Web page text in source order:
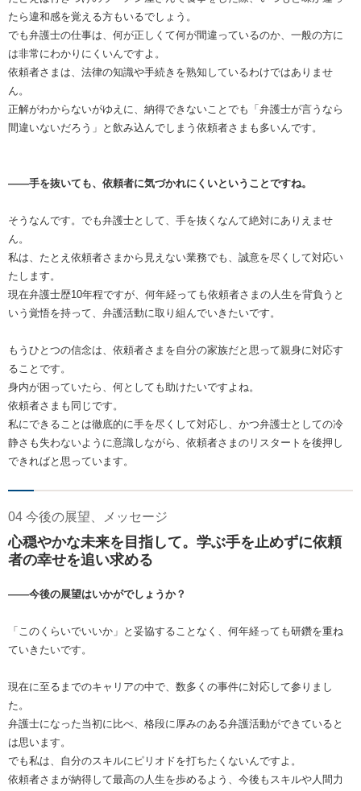
たら違和感を覚える方もいるでしょう。
でも弁護士の仕事は、何が正しくて何が間違っているのか、一般の方に
は非常にわかりにくいんですよ。
依頼者さまは、法律の知識や手続きを熟知しているわけではありませ
ん。
正解がわからないがゆえに、納得できないことでも「弁護士が言うなら
間違いないだろう」と飲み込んでしまう依頼者さまも多いんです。
――手を抜いても、依頼者に気づかれにくいということですね。
そうなんです。でも弁護士として、手を抜くなんて絶対にありえませ
ん。
私は、たとえ依頼者さまから見えない業務でも、誠意を尽くして対応い
たします。
現在弁護士歴10年程ですが、何年経っても依頼者さまの人生を背負うと
いう覚悟を持って、弁護活動に取り組んでいきたいです。
もうひとつの信念は、依頼者さまを自分の家族だと思って親身に対応す
ることです。
身内が困っていたら、何としても助けたいですよね。
依頼者さまも同じです。
私にできることは徹底的に手を尽くして対応し、かつ弁護士としての冷
静さも失わないように意識しながら、依頼者さまのリスタートを後押し
できればと思っています。
04 今後の展望、メッセージ
心穏やかな未来を目指して。学ぶ手を止めずに依頼
者の幸せを追い求める
――今後の展望はいかがでしょうか？
「このくらいでいいか」と妥協することなく、何年経っても研鑽を重ね
ていきたいです。
現在に至るまでのキャリアの中で、数多くの事件に対応して参りまし
た。
弁護士になった当初に比べ、格段に厚みのある弁護活動ができていると
は思います。
でも私は、自分のスキルにピリオドを打ちたくないんですよ。
依頼者さまが納得して最高の人生を歩めるよう、今後もスキルや人間力